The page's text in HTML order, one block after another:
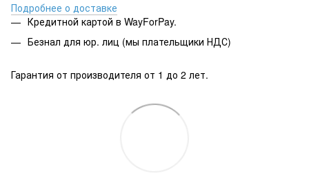
Подробнее о доставке
Кредитной картой в WayForPay.
Безнал для юр. лиц (мы плательщики НДС)
Гарантия от производителя от 1 до 2 лет.